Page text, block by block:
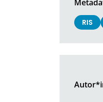
RIS